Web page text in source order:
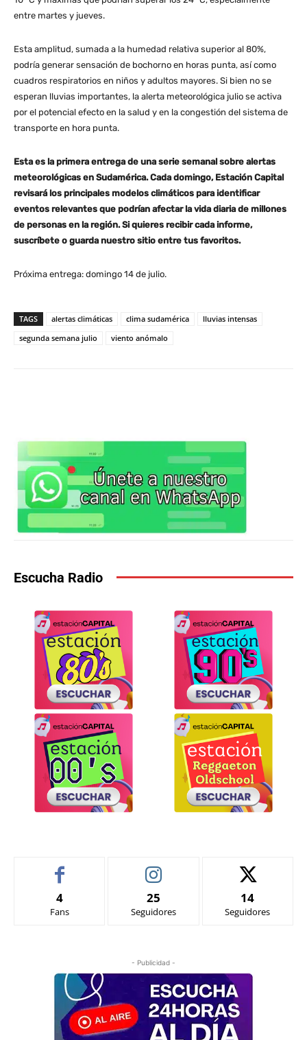
entre martes y jueves.
Esta amplitud, sumada a la humedad relativa superior al 80%,
podría generar sensación de bochorno en horas punta, así como
cuadros respiratorios en niños y adultos mayores. Si bien no se
esperan lluvias importantes, la alerta meteorológica julio se activa
por el potencial efecto en la salud y en la congestión del sistema de
transporte en hora punta.
Esta es la primera entrega de una serie semanal sobre alertas
meteorológicas en Sudamérica. Cada domingo, Estación Capital
revisará los principales modelos climáticos para identificar
eventos relevantes que podrían afectar la vida diaria de millones
de personas en la región. Si quieres recibir cada informe,
suscríbete o guarda nuestro sitio entre tus favoritos.
Próxima entrega: domingo 14 de julio.
TAGS alertas climáticas clima sudamérica
lluvias intensas
segunda semana julio
viento anómalo
Escucha Radio
4
Fans
25
Seguidores
14
Seguidores
- Publicidad -